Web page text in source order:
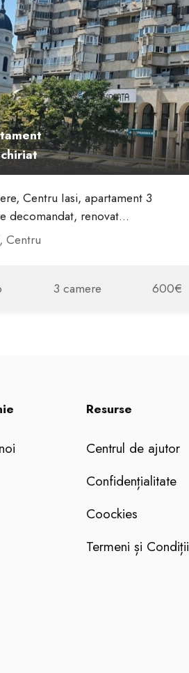
Centru Iasi, apartament 3
decomandat, renovat...
Centru
3 camere 600€
Resurse
Centrul de ajutor
Confidențialitate
Coockies
Termeni și Condiții